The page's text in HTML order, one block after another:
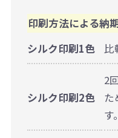
印刷方法による納
シルク印刷1色
比
シルク印刷2色
2
た
す。